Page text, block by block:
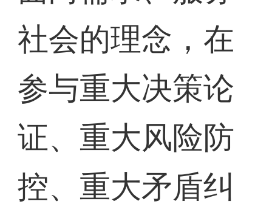
社会的理念，在
参与重大决策论
证、重大风险防
控、重大矛盾纠